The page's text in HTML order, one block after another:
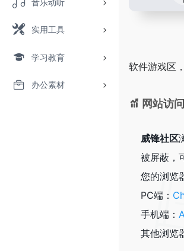
实用工具
学习教育
办公素材
软件游戏区
网站访
威锋社区
被屏蔽，
您的浏览
PC端：
手机端：
其他浏览